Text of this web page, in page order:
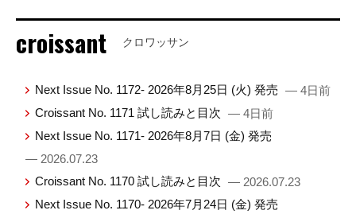
croissant クロワッサン
Next Issue No. 1172- 2026年8月25日 (火) 発売 — 4日前
Croissant No. 1171 試し読みと目次 — 4日前
Next Issue No. 1171- 2026年8月7日 (金) 発売
— 2026.07.23
Croissant No. 1170 試し読みと目次 — 2026.07.23
Next Issue No. 1170- 2026年7月24日 (金) 発売